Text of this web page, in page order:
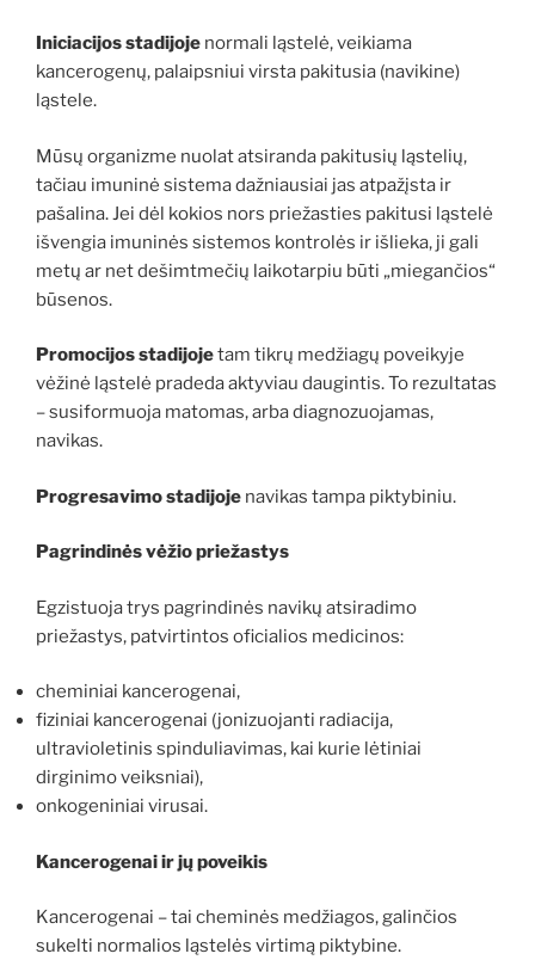
Iniciacijos stadijoje normali ląstelė, veikiama
kancerogenų, palaipsniui virsta pakitusia (navikine)
ląstele.
Mūsų organizme nuolat atsiranda pakitusių ląstelių,
tačiau imuninė sistema dažniausiai jas atpažįsta ir
pašalina. Jei dėl kokios nors priežasties pakitusi ląstelė
išvengia imuninės sistemos kontrolės ir išlieka, ji gali
metų ar net dešimtmečių laikotarpiu būti „miegančios“
būsenos.
Promocijos stadijojetam tikrų medžiagų poveikyje
vėžinė ląstelė pradeda aktyviau daugintis. To rezultatas
– susiformuoja matomas, arba diagnozuojamas,
navikas.
Progresavimo stadijoje navikas tampa piktybiniu.
Pagrindinės vėžio priežastys
Egzistuoja trys pagrindinės navikų atsiradimo
priežastys, patvirtintos oficialios medicinos:
cheminiai kancerogenai,
fiziniai kancerogenai (jonizuojanti radiacija,
ultravioletinis spinduliavimas, kai kurie lėtiniai
dirginimo veiksniai),
onkogeniniai virusai.
Kancerogenai ir jų poveikis
Kancerogenai – tai cheminės medžiagos, galinčios
sukelti normalios ląstelės virtimą piktybine.